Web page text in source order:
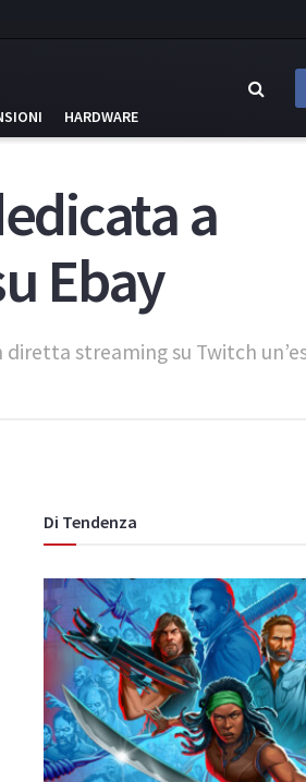
HARDWARE
a
Ebay
streaming su Twitch
Di Tendenza